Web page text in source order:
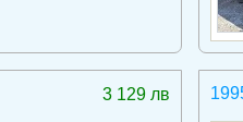
3 129 лв